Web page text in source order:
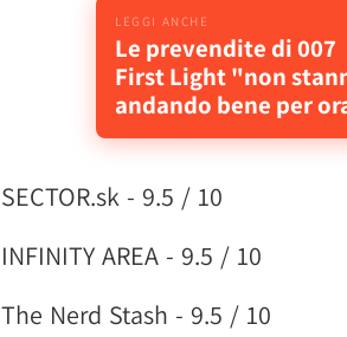
Le prevendite di 007
First Light "non
andando bene per
SECTOR.sk - 9.5 / 10
INFINITY AREA - 9.5 / 10
The Nerd Stash - 9.5 / 10